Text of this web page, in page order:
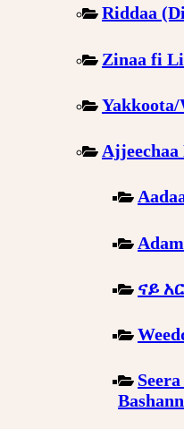
Riddaa
Zinaa fi
Ajjeechaa
ናይ